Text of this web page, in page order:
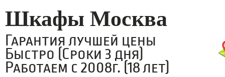
Шкафы Москва
Гарантия лучшей цены
Быстро (Сроки 3 дня)
Работаем с 2008г. (18 лет)